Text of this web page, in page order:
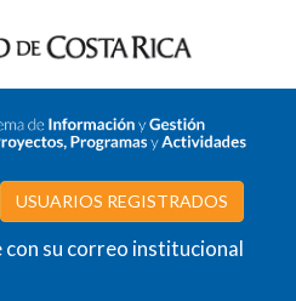
USUARIOS REGISTRADOS
con su correo institucional